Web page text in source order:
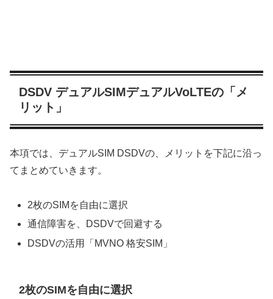
DSDV デュアルSIMデュアルVoLTEの「メ
リット」
本項では、デュアルSIM DSDVの、メリットを下記に沿っ
てまとめていきます。
2枚のSIMを自由に選択
通信障害を、DSDVで回避する
DSDVの活用「MVNO 格安SIM」
2枚のSIMを自由に選択